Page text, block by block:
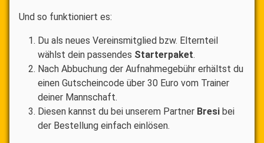
Und so funktioniert es:
Du als neues Vereinsmitglied bzw. Elternteil
wählst dein passendes Starterpaket.
Nach Abbuchung der Aufnahmegebühr erhältst du
einen Gutscheincode über 30 Euro vom Trainer
deiner Mannschaft.
Diesen kannst du bei unserem Partner Bresi bei
der Bestellung einfach einlösen.